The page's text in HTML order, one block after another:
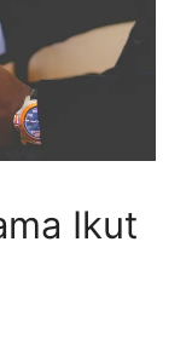
Ikut